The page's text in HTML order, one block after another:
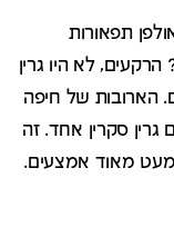
תפאורות
לא היו גרין
הארובות של חיפה
גרין סקרין אחד. זה
מאוד אמצעים.